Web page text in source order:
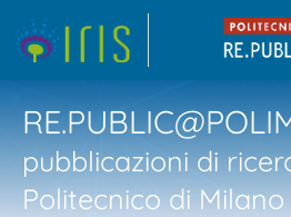
pubblicazioni di
Politecnico di Milano